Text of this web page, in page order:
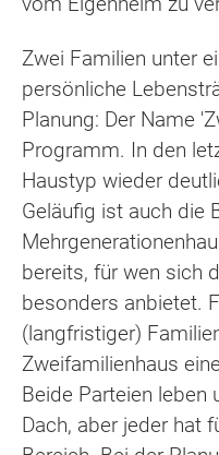
Zwei Familien unter
persönliche
Planung: Der Name
Programm. In den
Haustyp wieder
Geläufig ist auch die
bereits, für wen sich
besonders anbietet.
(langfristiger)
Zweifamilienhaus
Beide Parteien leben
Dach, aber jeder hat